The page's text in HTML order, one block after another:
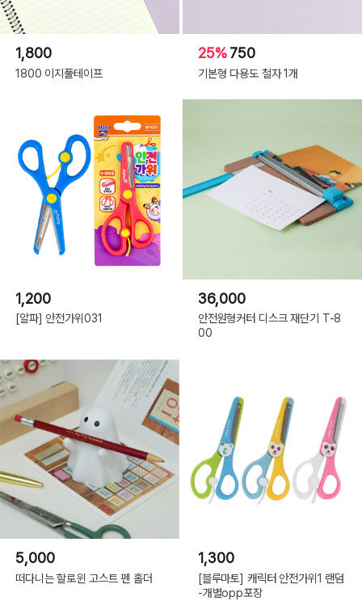
1,800
1800 이지풀테이프
25%750
기본형 다용도 철자 1개
1,200
[알파] 안전가위031
36,000
안전원형커터 디스크 재단기 T-8
00
5,000
떠다니는 할로윈 고스트 펜 홀더
1,300
[블루마토] 캐릭터 안전가위1 랜덤
-개별opp포장